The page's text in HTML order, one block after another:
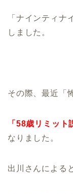
「ナインティナ
しました。
その際、最近「
「58歳リミット
なりました。
出川さんによる